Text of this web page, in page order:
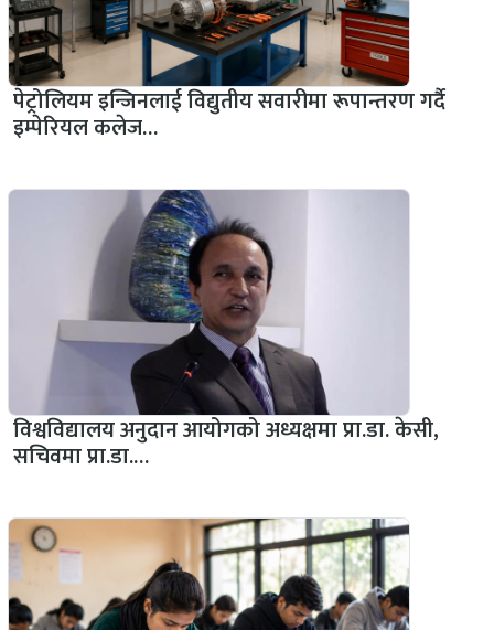
पेट्रोलियम इन्जिनलाई विद्युतीय सवारीमा रूपान्तरण गर्दै
इम्पेरियल कलेज…
विश्वविद्यालय अनुदान आयोगको अध्यक्षमा प्रा.डा. केसी,
सचिवमा प्रा.डा.…